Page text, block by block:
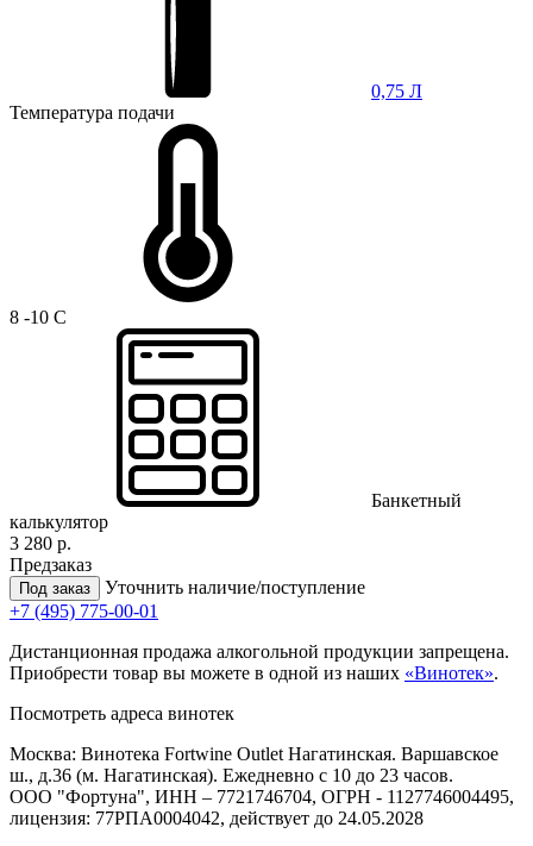
0,75 Л
Температура подачи
8 -10 C
Банкетный
калькулятор
3 280 р.
Предзаказ
Под заказ
Уточнить наличие/поступление
+7 (495) 775-00-01
Дистанционная продажа алкогольной продукции запрещена.
Приобрести товар вы можете в одной из наших «Винотек».
Посмотреть адреса винотек
Москва: Винотека Fortwine Outlet Нагатинская. Варшавское
ш., д.36 (м. Нагатинская). Ежедневно с 10 до 23 часов.
ООО "Фортуна", ИНН – 7721746704, ОГРН - 1127746004495,
лицензия: 77РПА0004042, действует до 24.05.2028